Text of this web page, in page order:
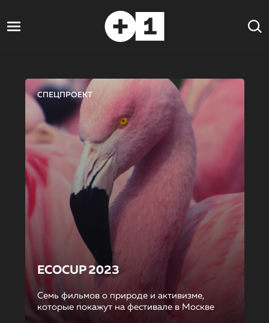
СПЕЦПРОЕКТ
ECOCUP 2023
Семь фильмов о природе и активизме,
которые покажут на фестивале в Москве